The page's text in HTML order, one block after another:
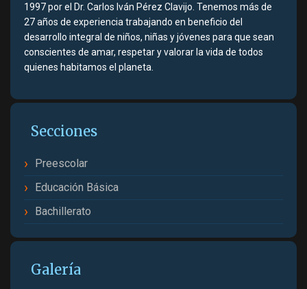
1997 por el Dr. Carlos Iván Pérez Clavijo. Tenemos más de
27 años de experiencia trabajando en beneficio del
desarrollo integral de niños, niñas y jóvenes para que sean
conscientes de amar, respetar y valorar la vida de todos
quienes habitamos el planeta.
Secciones
Preescolar
Educación Básica
Bachillerato
Galería